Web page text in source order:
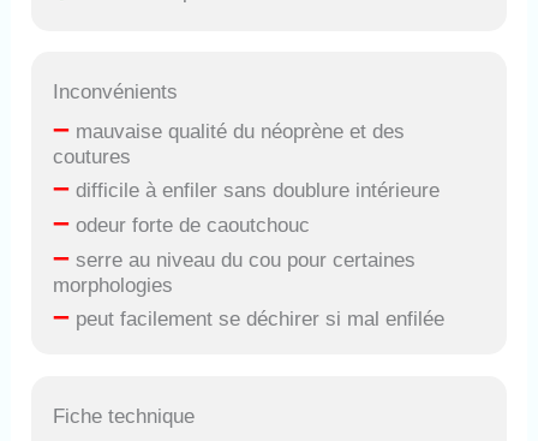
Inconvénients
– mauvaise qualité du néoprène et des
coutures
– difficile à enfiler sans doublure intérieure
– odeur forte de caoutchouc
– serre au niveau du cou pour certaines
morphologies
– peut facilement se déchirer si mal enfilée
Fiche technique